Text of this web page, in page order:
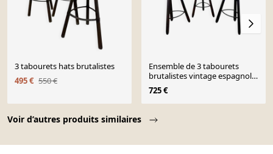
Voir d’autres produits similaires
3 tabourets hats brutalistes
495 € 550 €
Ensemble de 3 tabourets
brutalistes vintage espagnols
de Marbella
725 €